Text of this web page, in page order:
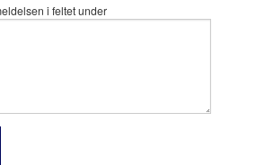
i feltet under